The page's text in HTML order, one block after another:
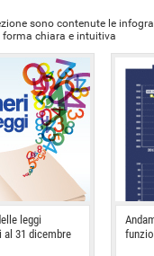
sono contenute le
chiara e intuitiva
leggi
al 31 dicembre